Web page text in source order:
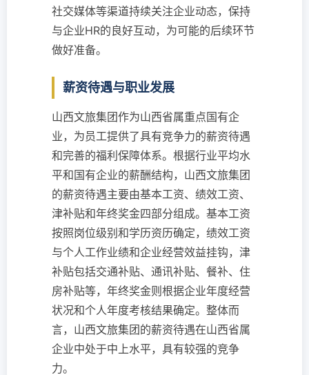
社交媒体等渠道持续关注企业动态，保持
与企业HR的良好互动，为可能的后续环节
做好准备。
薪资待遇与职业发展
山西文旅集团作为山西省属重点国有企
业，为员工提供了具有竞争力的薪资待遇
和完善的福利保障体系。根据行业平均水
平和国有企业的薪酬结构，山西文旅集团
的薪资待遇主要由基本工资、绩效工资、
津补贴和年终奖金四部分组成。基本工资
按照岗位级别和学历资历确定，绩效工资
与个人工作业绩和企业经营效益挂钩，津
补贴包括交通补贴、通讯补贴、餐补、住
房补贴等，年终奖金则根据企业年度经营
状况和个人年度考核结果确定。整体而
言，山西文旅集团的薪资待遇在山西省属
企业中处于中上水平，具有较强的竞争
力。